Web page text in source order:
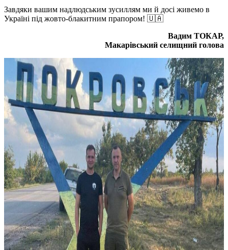
Завдяки вашим надлюдським зусиллям ми й досі живемо в
Україні під жовто-блакитним прапором! 🇺🇦
Вадим ТОКАР,
Макарівський селищний голова